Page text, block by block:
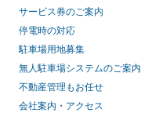
サービス券のご案内
停電時の対応
駐車場用地募集
無人駐車場システムのご案内
不動産管理もお任せ
会社案内・アクセス